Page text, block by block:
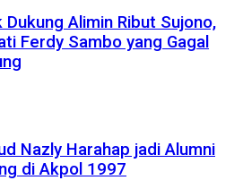
Dukung Alimin Ribut Sujono,
Ferdy Sambo yang Gagal
Nazly Harahap jadi Alumni
di Akpol 1997